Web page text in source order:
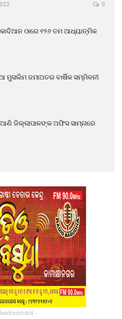
0
ଠାରେ ୧୨୬ ତମ ଆଧ୍ୟାତ୍ମିକ
ମୁସଲିମ ଜମାଅତର ବାର୍ଷିକ ସମ୍ମିଳନୀ
ଜିଲ୍ଲାପାଳଙ୍କ ଅଫିସ ସାମ୍ନାରେ
-